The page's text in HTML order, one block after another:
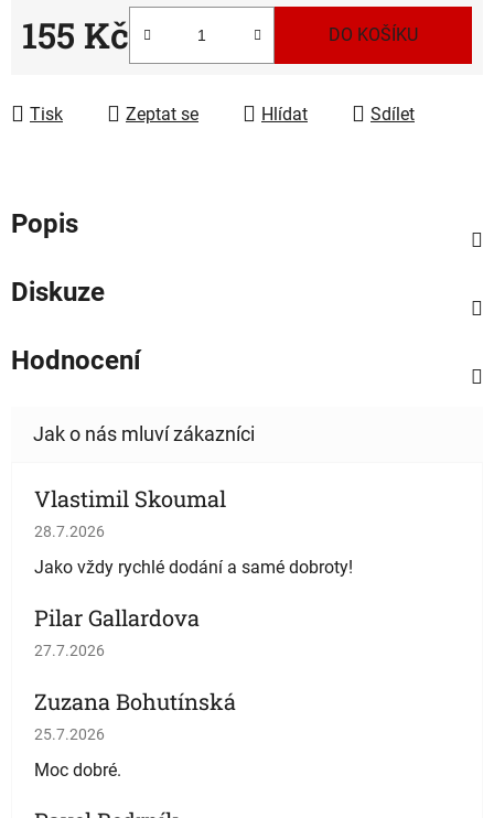
155 Kč DO KOŠÍKU
Tisk Zeptat se Hlídat Sdílet
Popis
Diskuze
Hodnocení
Vlastimil Skoumal
Hodnocení obchodu je 5 z 5 hvězdiček.
28.7.2026
Jako vždy rychlé dodání a samé dobroty!
Pilar Gallardova
Hodnocení obchodu je 5 z 5 hvězdiček.
27.7.2026
Zuzana Bohutínská
Hodnocení obchodu je 5 z 5 hvězdiček.
25.7.2026
Moc dobré.